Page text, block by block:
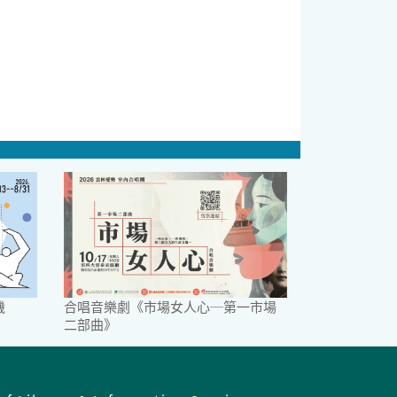
合唱音樂劇《市場女人心─第一市場
二部曲》